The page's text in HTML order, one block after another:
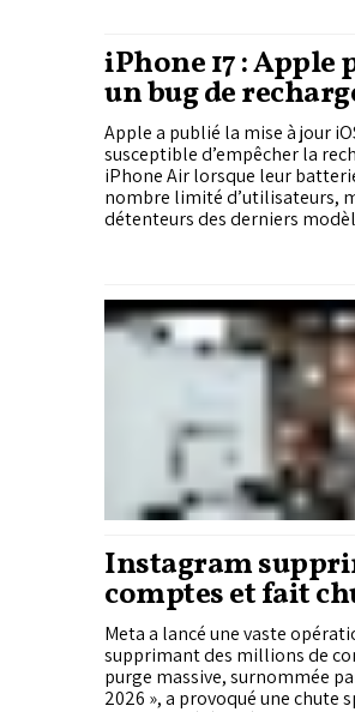
États à prendre des risques
sécurité.
iPhone 17 :
un bug de
Apple a publié la mise à jour
susceptible d’empêcher la
iPhone Air lorsque leur
nombre limité d’utilisateurs,
détenteurs des derniers
Instagram
comptes et fait
Ronaldo, Kylie
Meta a lancé une vaste
supprimant des millions de
purge massive, surnommée
2026 », a provoqué une chute